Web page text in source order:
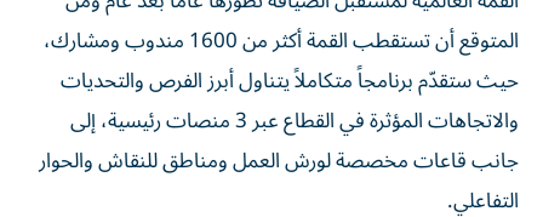
المتوقع أن تستقطب القمة أكثر من 1600 مندوب ومشارك،
حيث ستقدّم برنامجاً متكاملاً يتناول أبرز الفرص والتحديات
والاتجاهات المؤثرة في القطاع عبر 3 منصات رئيسية، إلى
جانب قاعات مخصصة لورش العمل ومناطق للنقاش والحوار
التفاعلي.